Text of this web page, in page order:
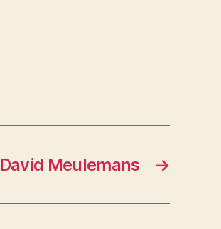
→
David Meulemans